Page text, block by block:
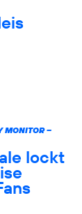
MONITOR –
lockt